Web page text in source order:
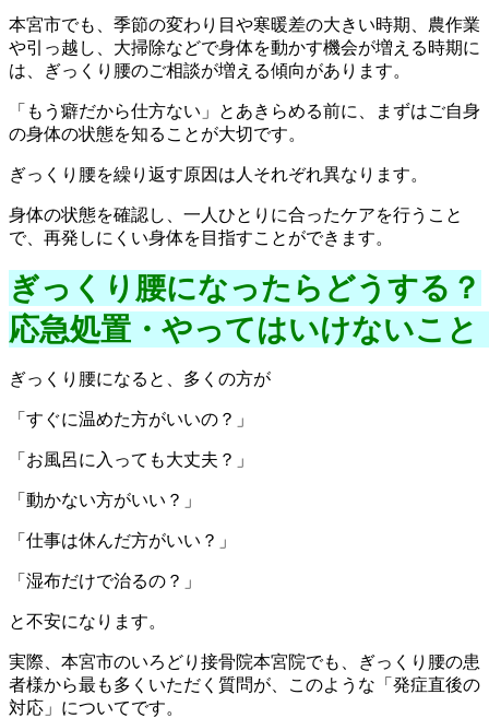
本宮市でも、季節の変わり目や寒暖差の大きい時期、農作業
や引っ越し、大掃除などで身体を動かす機会が増える時期に
は、ぎっくり腰のご相談が増える傾向があります。
「もう癖だから仕方ない」とあきらめる前に、まずはご自身
の身体の状態を知ることが大切です。
ぎっくり腰を繰り返す原因は人それぞれ異なります。
身体の状態を確認し、一人ひとりに合ったケアを行うこと
で、再発しにくい身体を目指すことができます。
ぎっくり腰になったらどうする？
応急処置・やってはいけないこ
ぎっくり腰になると、多くの方が
「すぐに温めた方がいいの？」
「お風呂に入っても大丈夫？」
「動かない方がいい？」
「仕事は休んだ方がいい？」
「湿布だけで治るの？」
と不安になります。
実際、本宮市のいろどり接骨院本宮院でも、ぎっくり腰の患
者様から最も多くいただく質問が、このような「発症直後の
対応」についてです。